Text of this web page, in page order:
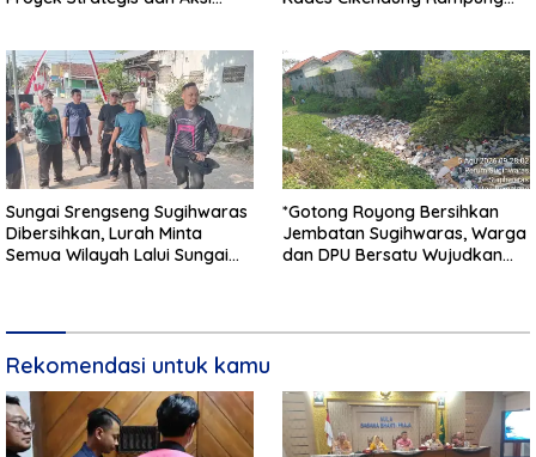
Sungai Srengseng Sugihwaras
Dibersihkan, Lurah Minta
Semua Wilayah Lalui Sungai
*Gotong Royong Bersihkan
Jembatan Sugihwaras, Warga
dan DPU Bersatu Wujudkan
Rekomendasi untuk kamu